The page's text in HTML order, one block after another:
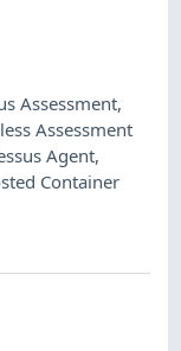
Assessment,
Assessment
Agent,
Container